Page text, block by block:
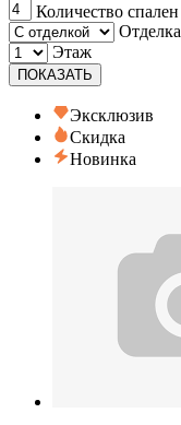
Количество спален
Отделка
Этаж
ПОКАЗАТЬ
Эксклюзив
Скидка
Новинка